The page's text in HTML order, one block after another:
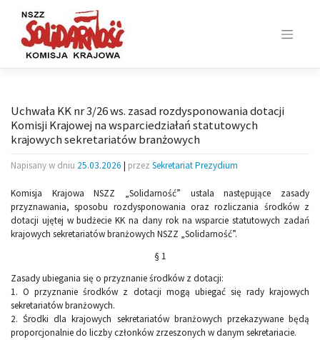
content
Uchwała KK nr 3/26 ws. zasad rozdysponowania dotacji
Komisji Krajowej na wsparciedziałań statutowych
krajowych sekretariatów branżowych
Napisany w dniu 25.03.2026 | przez Sekretariat Prezydium
Komisja Krajowa NSZZ „Solidarność” ustala następujące zasady
przyznawania, sposobu rozdysponowania oraz rozliczania środków z
dotacji ujętej w budżecie KK na dany rok na wsparcie statutowych zadań
krajowych sekretariatów branżowych NSZZ „Solidarność”.
§ 1
Zasady ubiegania się o przyznanie środków z dotacji:
1. O przyznanie środków z dotacji mogą ubiegać się rady krajowych
sekretariatów branżowych.
2. Środki dla krajowych sekretariatów branżowych przekazywane będą
proporcjonalnie do liczby członków zrzeszonych w danym sekretariacie.